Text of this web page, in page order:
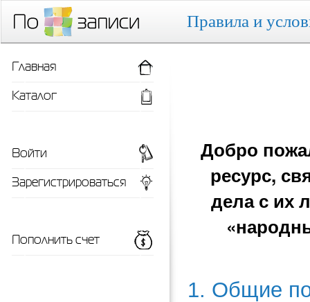
Правила и
Добро
ресурс,
дела с их
1. Общие
Главная
Каталог
Войти
Зарегистрироваться
Пополнить счет